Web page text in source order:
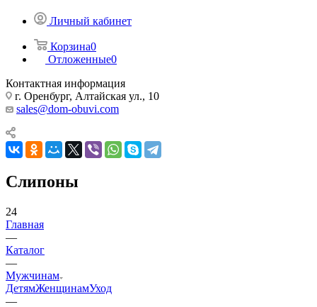
Личный кабинет
Корзина0
Отложенные0
Контактная информация
г. Оренбург, Алтайская ул., 10
sales@dom-obuvi.com
Слипоны
24
Главная
—
Каталог
—
Мужчинам
ДетямЖенщинамУход
—